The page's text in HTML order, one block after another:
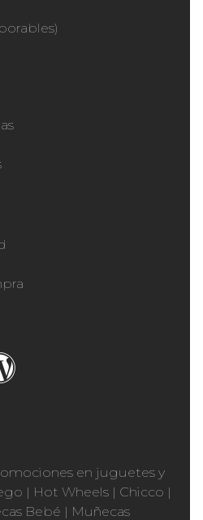
en juguetes y
| Hot Wheels | Chicco |
Bebé | Muñecas